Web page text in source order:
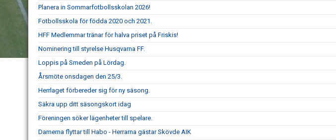
Planera in Sommarfotbollsskolan 2026!
Fotbollsskola för födda 2020 och 2021.
HFF Medlemmar tränar för halva priset på Friskis!
Nominering till styrelse Husqvarna FF.
Loppis på Smeden på Lördag.
Årsmöte onsdagen den 25/3.
Herrlaget förbereder sig för ny säsong.
Säkra upp ditt säsongskort idag
Föreningen söker lägenheter till spelare.
Damerna flyttar till Habo - Herrarna gästar Skövde AIK